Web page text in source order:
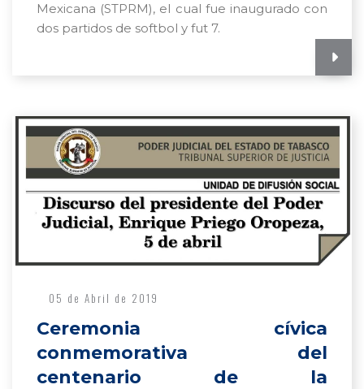
Mexicana (STPRM), el cual fue inaugurado con
dos partidos de softbol y fut 7.
05 de Abril de 2019
Ceremonia cívica
conmemorativa del
centenario de la